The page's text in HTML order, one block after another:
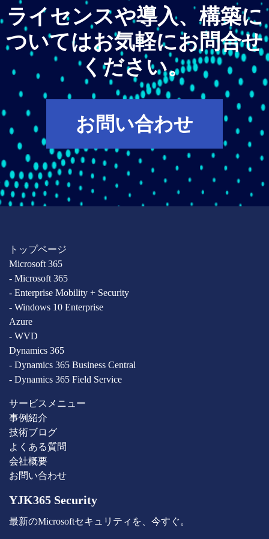
ライセンスや導入、構築に
ついてはお気軽にお問合せ
ください。
お問い合わせ
トップページ
Microsoft 365
- Microsoft 365
- Enterprise Mobility + Security
- Windows 10 Enterprise
Azure
- WVD
Dynamics 365
- Dynamics 365 Business Central
- Dynamics 365 Field Service
サービスメニュー
事例紹介
技術ブログ
よくある質問
会社概要
お問い合わせ
YJK365 Security
最新のMicrosoftセキュリティを、今すぐ。